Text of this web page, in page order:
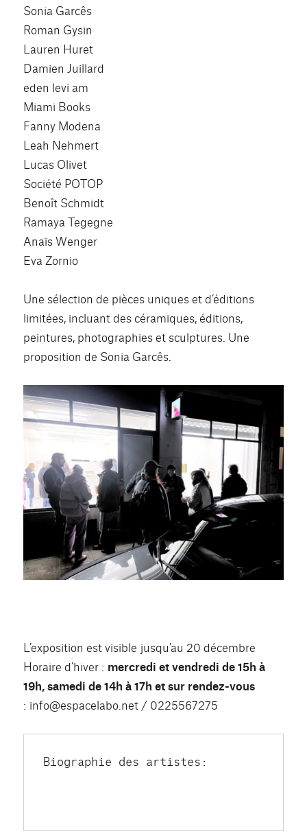
Sonia Garcês
Roman Gysin
Lauren Huret
Damien Juillard
eden levi am
Miami Books
Fanny Modena
Leah Nehmert
Lucas Olivet
Société POTOP
Benoît Schmidt
Ramaya Tegegne
Anaïs Wenger
Eva Zornio
Une sélection de pièces uniques et d’éditions
limitées, incluant des céramiques, éditions,
peintures, photographies et sculptures. Une
proposition de Sonia Garcês.
L’exposition est visible jusqu’au 20 décembre
Horaire d’hiver : mercredi et vendredi de 15h à
19h, samedi de 14h à 17h et sur rendez-vous
: info@espacelabo.net / 0225567275
Biographie des artistes: